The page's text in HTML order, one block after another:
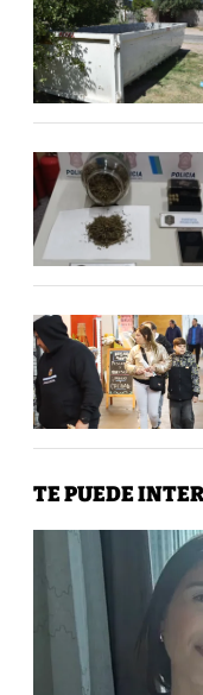
TE PUEDE